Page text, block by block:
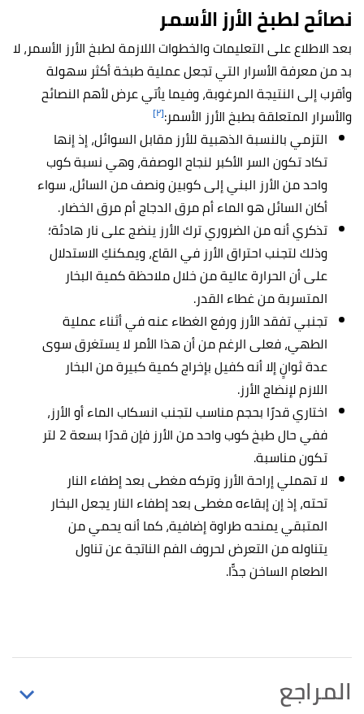
نصائح لطبخ الأرز الأسمر
بعد الاطلاع على التعليمات والخطوات اللازمة لطبخ الأرز الأسمر، لا
بد من معرفة الأسرار التي تجعل عملية طبخة أكثر سهولة
وأقرب إلى النتيجة المرغوبة، وفيما يأتي عرض لأهم النصائح
والأسرار المتعلقة بطبخ الأرز الأسمر:[٢]
التزمي بالنسبة الذهبية للأرز مقابل السوائل، إذ إنها
تكاد تكون السر الأكبر لنجاح الوصفة، وهي نسبة كوب
واحد من الأرز البني إلى كوبين ونصف من السائل، سواء
أكان السائل هو الماء أم مرق الدجاج أم مرق الخضار.
تذكري أنه من الضروري ترك الأرز ينضج على نار هادئة؛
وذلك لتجنب احتراق الأرز في القاع، ويمكنكِ الاستدلال
على أن الحرارة عالية من خلال ملاحظة كمية البخار
المتسربة من غطاء القدر.
تجنبي تفقد الأرز ورفع الغطاء عنه في أثناء عملية
الطهي، فعلى الرغم من أن هذا الأمر لا يستغرق سوى
عدة ثوانٍ إلا أنه كفيل بإخراج كمية كبيرة من البخار
اللازم لإنضاج الأرز.
اختاري قدرًا بحجم مناسب لتجنب انسكاب الماء أو الأرز،
ففي حال طبخ كوب واحد من الأرز فإن قدرًا بسعة 2 لتر
تكون مناسبة.
لا تهملي إراحة الأرز وتركه مغطى بعد إطفاء النار
تحته، إذ إن إبقاءه مغطى بعد إطفاء النار يجعل البخار
المتبقي يمنحه طراوة إضافية، كما أنه يحمي من
يتناوله من التعرض لحروف الفم الناتجة عن تناول
الطعام الساخن جدًّا.
المراجع